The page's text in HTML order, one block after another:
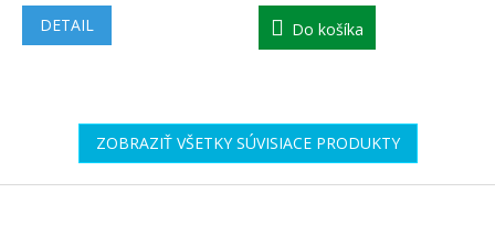
5.0DETAIL
5.0
Do košíka
ZOBRAZIŤ VŠETKY SÚVISIACE PRODUKTY
Z